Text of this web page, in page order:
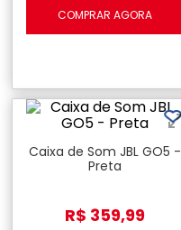
COMPRAR AGORA
Caixa de Som JBL GO5 -
Preta
R$ 359,99